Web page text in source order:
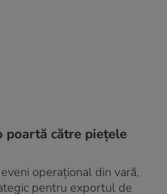
poartă către piețele
operațional din vară,
pentru exportul de